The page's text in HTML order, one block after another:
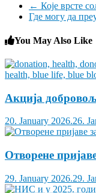
← Које врсте
Где могу да
You May Also Like
Акција
20. January 2026.26.
Отворене
29. January 2026.29.